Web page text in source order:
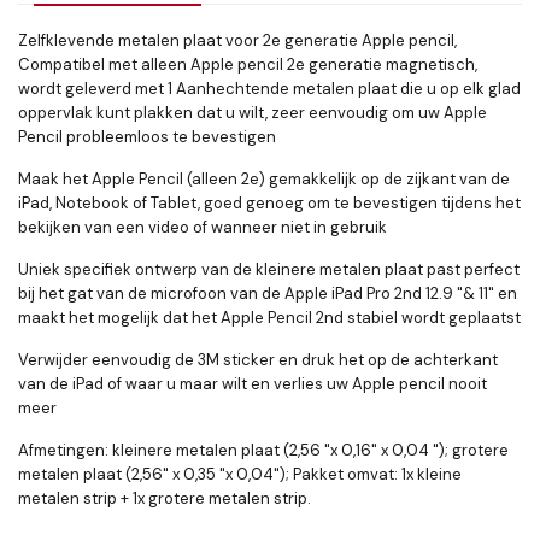
Zelfklevende metalen plaat voor 2e generatie Apple pencil,
Compatibel met alleen Apple pencil 2e generatie magnetisch,
wordt geleverd met 1 Aanhechtende metalen plaat die u op elk glad
oppervlak kunt plakken dat u wilt, zeer eenvoudig om uw Apple
Pencil probleemloos te bevestigen
Maak het Apple Pencil (alleen 2e) gemakkelijk op de zijkant van de
iPad, Notebook of Tablet, goed genoeg om te bevestigen tijdens het
bekijken van een video of wanneer niet in gebruik
Uniek specifiek ontwerp van de kleinere metalen plaat past perfect
bij het gat van de microfoon van de Apple iPad Pro 2nd 12.9 "& 11" en
maakt het mogelijk dat het Apple Pencil 2nd stabiel wordt geplaatst
Verwijder eenvoudig de 3M sticker en druk het op de achterkant
van de iPad of waar u maar wilt en verlies uw Apple pencil nooit
meer
Afmetingen: kleinere metalen plaat (2,56 "x 0,16" x 0,04 "); grotere
metalen plaat (2,56" x 0,35 "x 0,04"); Pakket omvat: 1x kleine
metalen strip + 1x grotere metalen strip.